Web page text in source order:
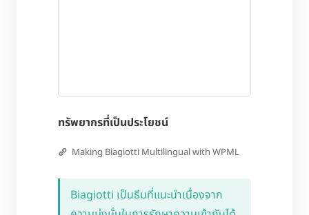
ทรัพยากรที่เป็นประโยชน์
Making Biagiotti Multilingual with WPML
Biagiotti เป็นธีมที่แนะนำเนื่องจาก